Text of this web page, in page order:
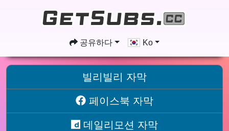
공유하다 Ko
빌리빌리 자막
페이스북 자막
데일리모션 자막